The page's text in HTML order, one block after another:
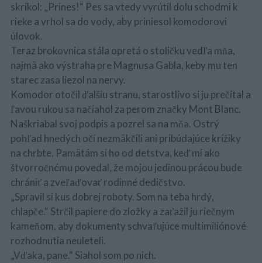
skríkol: „Prines!“ Pes sa vtedy vyrútil dolu schodmi k
rieke a vrhol sa do vody, aby priniesol komodorovi
úlovok.
Teraz brokovnica stála opretá o stoličku vedľa mňa,
najmä ako výstraha pre Magnusa Gabla, keby mu ten
starec zasa liezol na nervy.
Komodor otočil ďalšiu stranu, starostlivo si ju prečítal a
ľavou rukou sa načiahol za perom značky Mont Blanc.
Naškriabal svoj podpis a pozrel sa na mňa. Ostrý
pohľad hnedých očí nezmäkčili ani pribúdajúce krížiky
na chrbte. Pamätám si ho od detstva, keď mi ako
štvorročnému povedal, že mojou jedinou prácou bude
chrániť a zveľaďovať rodinné dedičstvo.
„Spravil si kus dobrej roboty. Som na teba hrdý,
chlapče.“ Strčil papiere do zložky a zaťažil ju riečnym
kameňom, aby dokumenty schvaľujúce multimiliónové
rozhodnutia neuleteli.
„Vďaka, pane.“ Siahol som po nich.